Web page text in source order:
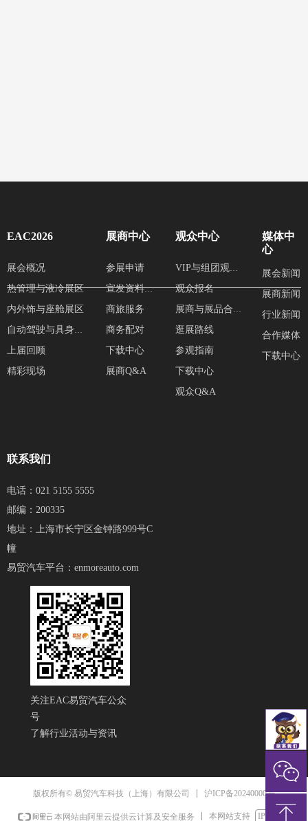
展会概况
热管理与液冷展区
内外饰与座舱展区
自动驾驶与具身智能展区
上届回顾
精彩现场
EAC2026
参展申请
宣发资料提交
商旅服务
商务配对
下载中心
展商Q&A
展商中心 观众中心
VIP与组团观众服务
观众报名
展商与展品合集
逛展路线
参观指南
下载中心
观众Q&A
媒体中
心
展会新闻
展商新闻
行业新闻
合作媒体
下载中心
联系我们
电话：021 5155 5555
邮编：200335
地址：上海市长宁区金钟路999号C
幢
易贸汽车平台： enmoreauto.com
关注EAC易贸汽车公众
号
了解行业活动与资讯
版权所有© 易贸汽车科技（上海）有限公司 沪ICP备20240000号
本网站由阿里云提供云计算及安全服务 本网站支持 IPv6